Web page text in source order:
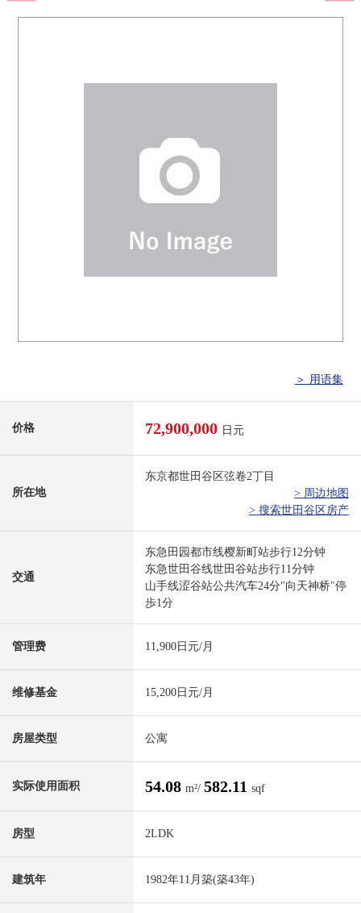
＞ 用语集
价格 72,900,000 日元
所在地
东京都世田谷区弦卷2丁目
> 周边地图
> 搜索世田谷区房产
交通
东急田园都市线樱新町站步行12分钟
东急世田谷线世田谷站步行11分钟
山手线涩谷站公共汽车24分"向天神桥"停
歩1分
管理费 11,900日元/月
维修基金 15,200日元/月
房屋类型 公寓
实际使用面积 54.08 m²/ 582.11 sqf
房型 2LDK
建筑年 1982年11月築(築43年)